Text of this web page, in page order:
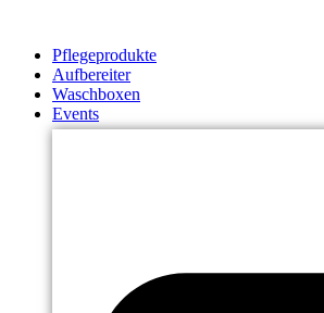
springenPflegeprodukte
Aufbereiter
Waschboxen
Events